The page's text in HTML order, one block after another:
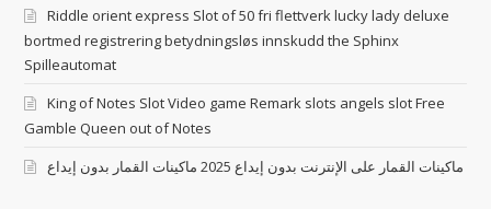
Riddle orient express Slot of 50 fri flettverk lucky lady deluxe
bortmed registrering betydningsløs innskudd the Sphinx
Spilleautomat
King of Notes Slot Video game Remark slots angels slot Free
Gamble Queen out of Notes
ماكينات القمار على الإنترنت بدون إيداع 2025 ماكينات القمار بدون إيداع